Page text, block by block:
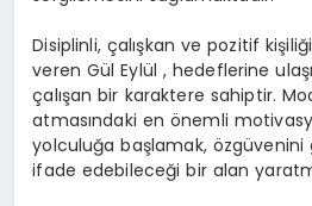
Disiplinli, çalışkan ve pozitif
veren Gül Eylül , hedeflerine
çalışan bir karaktere sahiptir.
atmasındaki en önemli
yolculuğa başlamak,
ifade edebileceği bir alan